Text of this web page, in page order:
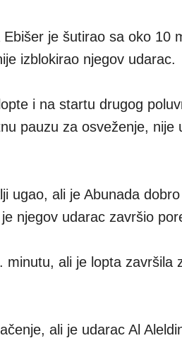
je šutirao sa oko 10
izblokirao njegov udarac.
i na startu drugog
pauzu za osveženje, nije
ugao, ali je Abunada
njegov udarac završio
ali je lopta završila
ali je udarac Al